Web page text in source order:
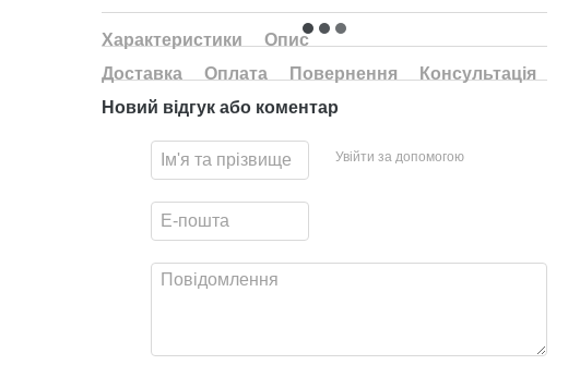
Характеристики
Опис
Доставка
Оплата Повернення
Консультація
Новий відгук або коментар
Увійти за допомогою